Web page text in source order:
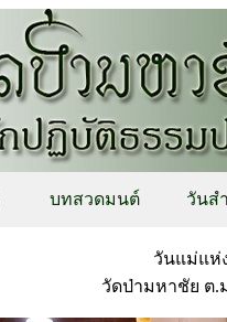
บทสวดมนต์ วันส
วันแม่แห่
วัดป่ามหาชัย ต.